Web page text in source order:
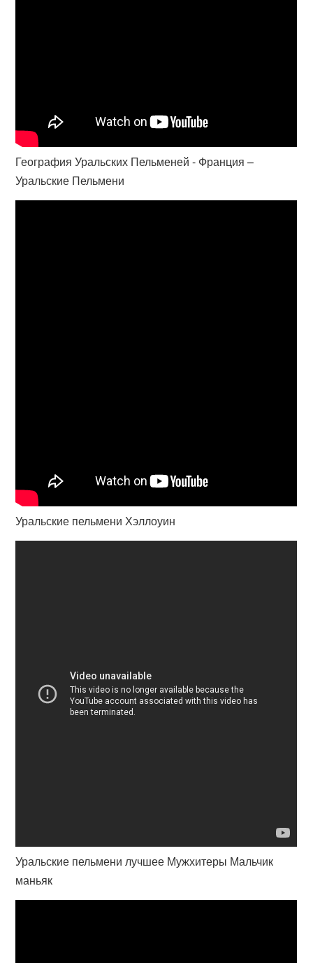
География Уральских Пельменей - Франция –
Уральские Пельмени
Уральские пельмени Хэллоуин
Уральские пельмени лучшее Мужхитеры Мальчик
маньяк